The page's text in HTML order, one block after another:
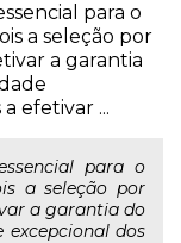
para o
a seleção por
a garantia
efetivar ...
para o
a seleção por
a garantia do
dos